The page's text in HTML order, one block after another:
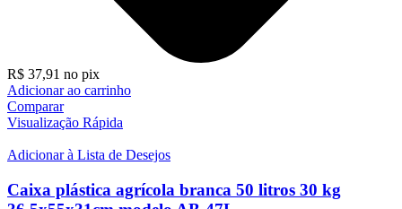
R$ 37,91 no pix
Adicionar ao carrinho
Comparar
Visualização Rápida
Adicionar à Lista de Desejos
Caixa plástica agrícola branca 50 litros 30 kg